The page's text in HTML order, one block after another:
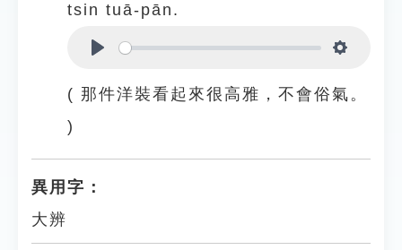
tsin tuā-pān.
( 那件洋裝看起來很高雅，不會俗氣。
)
異用字：
大辨